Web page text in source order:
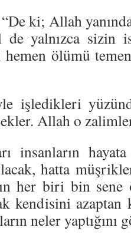
ki; Allah
de yalnızca sizin
hemen ölümü
işledikleri
Allah o
insanların
hatta
her biri bin
kendisini azaptan
neler yaptığını